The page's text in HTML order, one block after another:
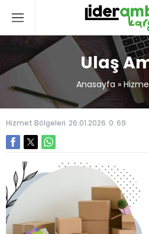
Ulaş
Anasayfa »
Hizmet Bölgeleri 26.01.2026 0 69